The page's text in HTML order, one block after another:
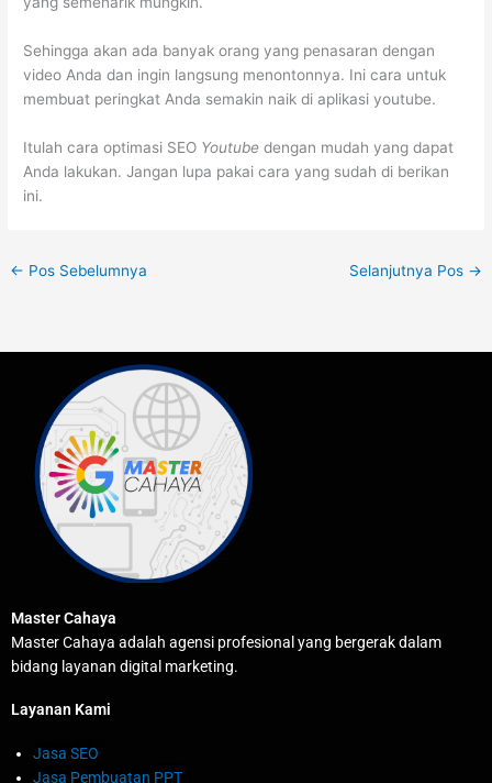
Sehingga akan ada banyak orang yang penasaran dengan
video Anda dan ingin langsung menontonnya. Ini cara untuk
membuat peringkat Anda semakin naik di aplikasi youtube.
Itulah cara optimasi SEO Youtube dengan mudah yang dapat
Anda lakukan. Jangan lupa pakai cara yang sudah di berikan
ini.
← Pos Sebelumnya Selanjutnya Pos →
Master Cahaya
Master Cahaya adalah agensi profesional yang bergerak dalam
bidang layanan digital marketing.
Layanan Kami
Jasa SEO
Jasa Pembuatan PPT